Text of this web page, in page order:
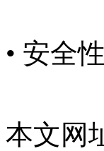
• 安全
本文网